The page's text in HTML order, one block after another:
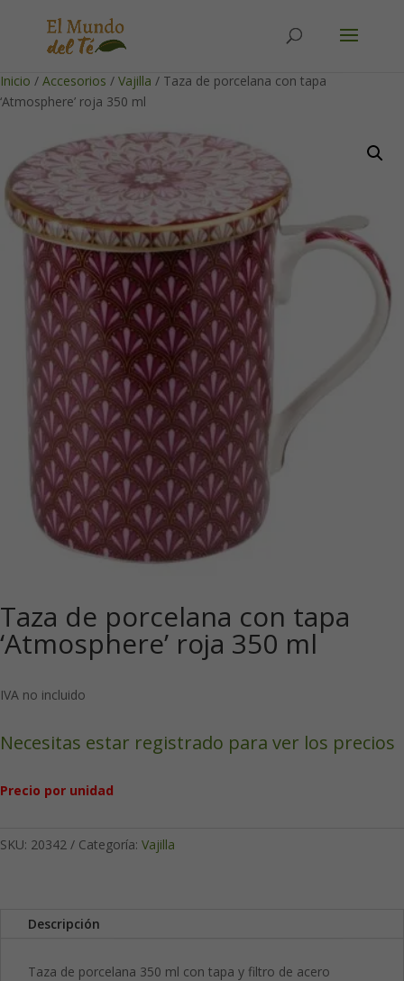
Inicio / Accesorios / Vajilla / Taza de porcelana con tapa
‘Atmosphere’ roja 350 ml
Taza de porcelana con tapa
‘Atmosphere’ roja 350 ml
IVA no incluido
Necesitas estar registrado para ver los precios
Precio por unidad
SKU: 20342 Categoría: Vajilla
Descripción
Taza de porcelana 350 ml con tapa y filtro de acero